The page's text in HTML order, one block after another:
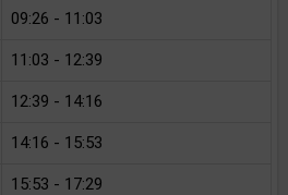
09:26 - 11:03
11:03 - 12:39
12:39 - 14:16
14:16 - 15:53
15:53 - 17:29